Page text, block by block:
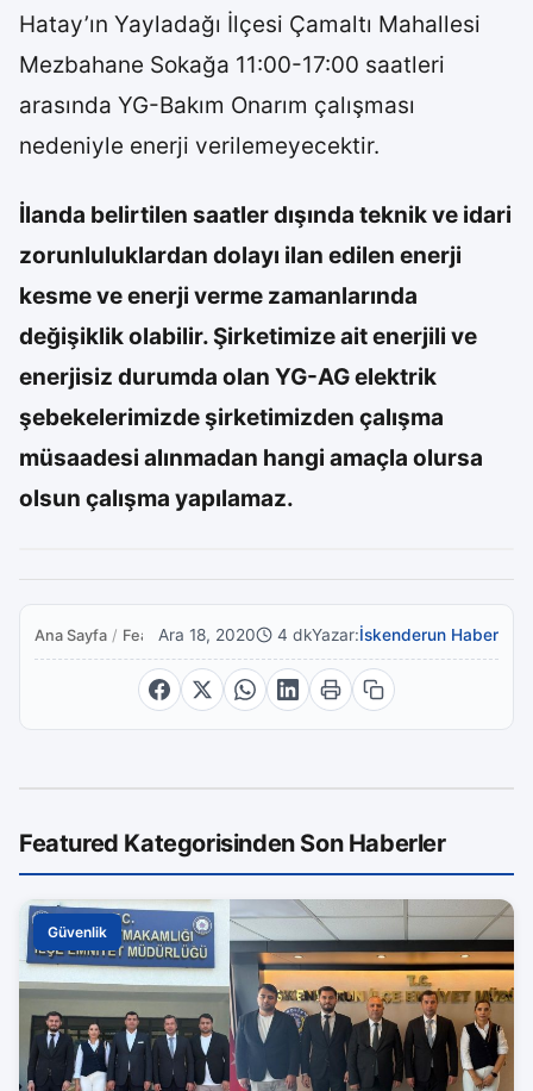
Hatay’ın Yayladağı İlçesi Çamaltı Mahallesi
Mezbahane Sokağa 11:00-17:00 saatleri
arasında YG-Bakım Onarım çalışması
nedeniyle enerji verilemeyecektir.
İlanda belirtilen saatler dışında teknik ve idari
zorunluluklardan dolayı ilan edilen enerji
kesme ve enerji verme zamanlarında
değişiklik olabilir. Şirketimize ait enerjili ve
enerjisiz durumda olan YG-AG elektrik
şebekelerimizde şirketimizden çalışma
müsaadesi alınmadan hangi amaçla olursa
olsun çalışma yapılamaz.
Ana Sayfa / FeaturedAra 18, 2020 4 dkYazar:İskenderun Haber
Featured Kategorisinden Son Haberler
Güvenlik